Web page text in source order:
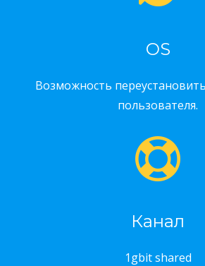
OS
Возможность
пользователя.
Канал
1gbit shared